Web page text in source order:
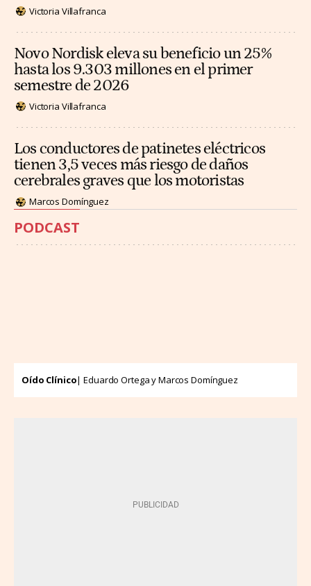
Victoria Villafranca
Novo Nordisk eleva su beneficio un 25%
hasta los 9.303 millones en el primer
semestre de 2026
Victoria Villafranca
Los conductores de patinetes eléctricos
tienen 3,5 veces más riesgo de daños
cerebrales graves que los motoristas
Marcos Domínguez
PODCAST
Oído Clínico| Eduardo Ortega y Marcos Domínguez